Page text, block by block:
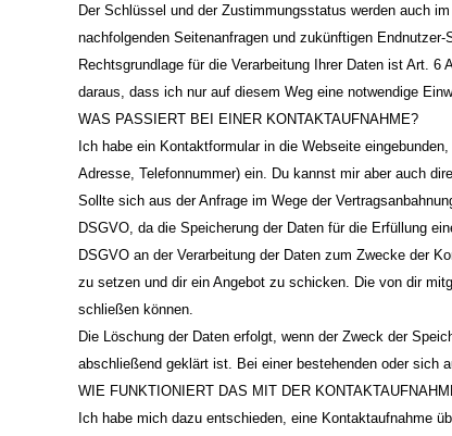
Der Schlüssel und der Zustimmungsstatus werden auch
nachfolgenden Seitenanfragen und zukünftigen
Rechtsgrundlage für die Verarbeitung Ihrer Daten ist Art.
daraus, dass ich nur auf diesem Weg eine notwendige
WAS PASSIERT BEI EINER KONTAKTAUFNAHME?
Ich habe ein Kontaktformular in die Webseite
Adresse, Telefonnummer) ein. Du kannst mir aber auch
Sollte sich aus der Anfrage im Wege der
DSGVO, da die Speicherung der Daten für die Erfüllung
DSGVO an der Verarbeitung der Daten zum Zwecke der
zu setzen und dir ein Angebot zu schicken. Die von dir
schließen können.
Die Löschung der Daten erfolgt, wenn der Zweck der
abschließend geklärt ist. Bei einer bestehenden oder sich
WIE FUNKTIONIERT DAS MIT DER
Ich habe mich dazu entschieden, eine Kontaktaufnahme